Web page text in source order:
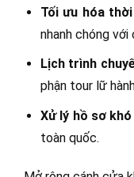
Tối ưu hóa
nhanh chóng với
Lịch trình
phận tour lữ
Xử lý hồ sơ
toàn quốc.